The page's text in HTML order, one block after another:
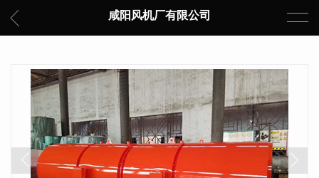
咸阳风机厂有限公司